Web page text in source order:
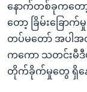
နောက်တစ်ခုကတေ
တော့ ခြိမ်းခြော
တပ်မတော် အပါ
ကကော သတင်းမီဒီ
တိုက်ခိုက်မှုတွေ ရှိန